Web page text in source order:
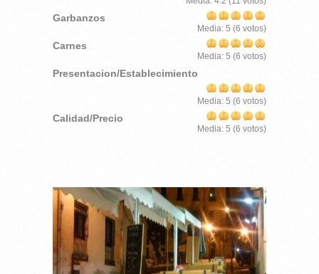
Garbanzos
Media: 5 (6 votos)
Carnes
Media: 5 (6 votos)
Presentacion/Establecimiento
Media: 5 (6 votos)
Calidad/Precio
Media: 5 (6 votos)